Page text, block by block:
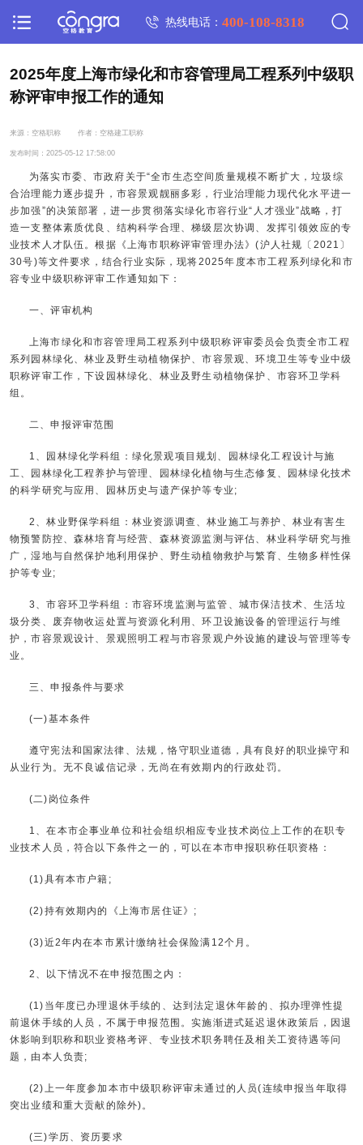
热线电话：400-108-8318
2025年度上海市绿化和市容管理局工程系列中级职
称评审申报工作的通知
来源：空格职称 作者：空格建工职称
发布时间：2025-05-12 17:58:00
为落实市委、市政府关于“全市生态空间质量规模不断扩大，垃圾综
合治理能力逐步提升，市容景观靓丽多彩，行业治理能力现代化水平进一
步加强”的决策部署，进一步贯彻落实绿化市容行业“人才强业”战略，打
造一支整体素质优良、结构科学合理、梯级层次协调、发挥引领效应的专
业技术人才队伍。根据《上海市职称评审管理办法》(沪人社规〔2021〕
30号)等文件要求，结合行业实际，现将2025年度本市工程系列绿化和市
容专业中级职称评审工作通知如下：
一、评审机构
上海市绿化和市容管理局工程系列中级职称评审委员会负责全市工程
系列园林绿化、林业及野生动植物保护、市容景观、环境卫生等专业中级
职称评审工作，下设园林绿化、林业及野生动植物保护、市容环卫学科
组。
二、申报评审范围
1、园林绿化学科组：绿化景观项目规划、园林绿化工程设计与施
工、园林绿化工程养护与管理、园林绿化植物与生态修复、园林绿化技术
的科学研究与应用、园林历史与遗产保护等专业;
2、林业野保学科组：林业资源调查、林业施工与养护、林业有害生
物预警防控、森林培育与经营、森林资源监测与评估、林业科学研究与推
广，湿地与自然保护地利用保护、野生动植物救护与繁育、生物多样性保
护等专业;
3、市容环卫学科组：市容环境监测与监管、城市保洁技术、生活垃
圾分类、废弃物收运处置与资源化利用、环卫设施设备的管理运行与维
护，市容景观设计、景观照明工程与市容景观户外设施的建设与管理等专
业。
三、申报条件与要求
(一)基本条件
遵守宪法和国家法律、法规，恪守职业道德，具有良好的职业操守和
从业行为。无不良诚信记录，无尚在有效期内的行政处罚。
(二)岗位条件
1、在本市企事业单位和社会组织相应专业技术岗位上工作的在职专
业技术人员，符合以下条件之一的，可以在本市申报职称任职资格：
(1)具有本市户籍;
(2)持有效期内的《上海市居住证》;
(3)近2年内在本市累计缴纳社会保险满12个月。
2、以下情况不在申报范围之内：
(1)当年度已办理退休手续的、达到法定退休年龄的、拟办理弹性提
前退休手续的人员，不属于申报范围。实施渐进式延迟退休政策后，因退
休影响到职称和职业资格考评、专业技术职务聘任及相关工资待遇等问
题，由本人负责;
(2)上一年度参加本市中级职称评审未通过的人员(连续申报当年取得
突出业绩和重大贡献的除外)。
(三)学历、资历要求